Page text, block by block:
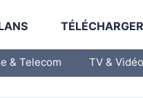
& Telecom TV & Vidéo